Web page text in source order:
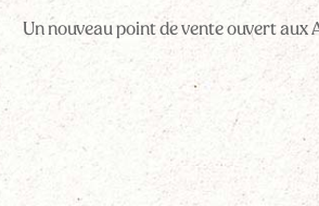
Un nouveau point de vente ouvert aux